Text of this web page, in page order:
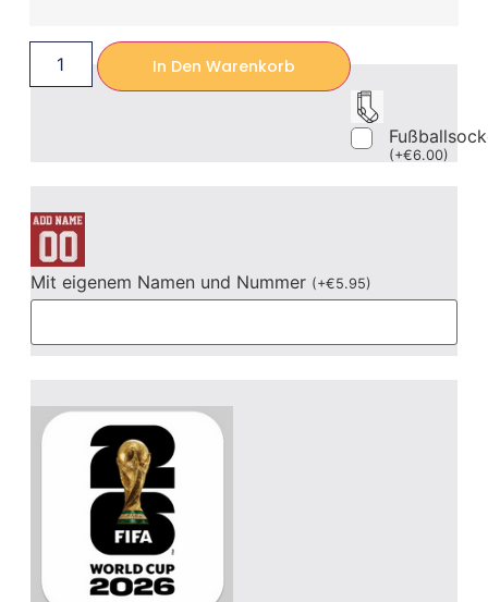
In Den Warenkorb
(+€6.00)
Mit eigenem Namen und Nummer (+€5.95)